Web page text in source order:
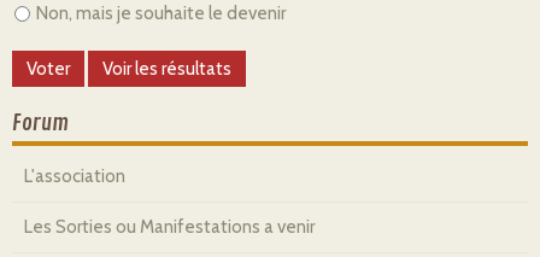
Non, mais je souhaite le devenir
Forum
L'association
Les Sorties ou Manifestations a venir